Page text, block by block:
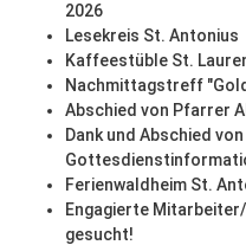
2026
Lesekreis St. Antonius
Kaffeestüble St.
Nachmittagstreff
Abschied von Pfarrer
Dank und Abschied
Ferienwaldheim St.
Engagierte
gesucht!